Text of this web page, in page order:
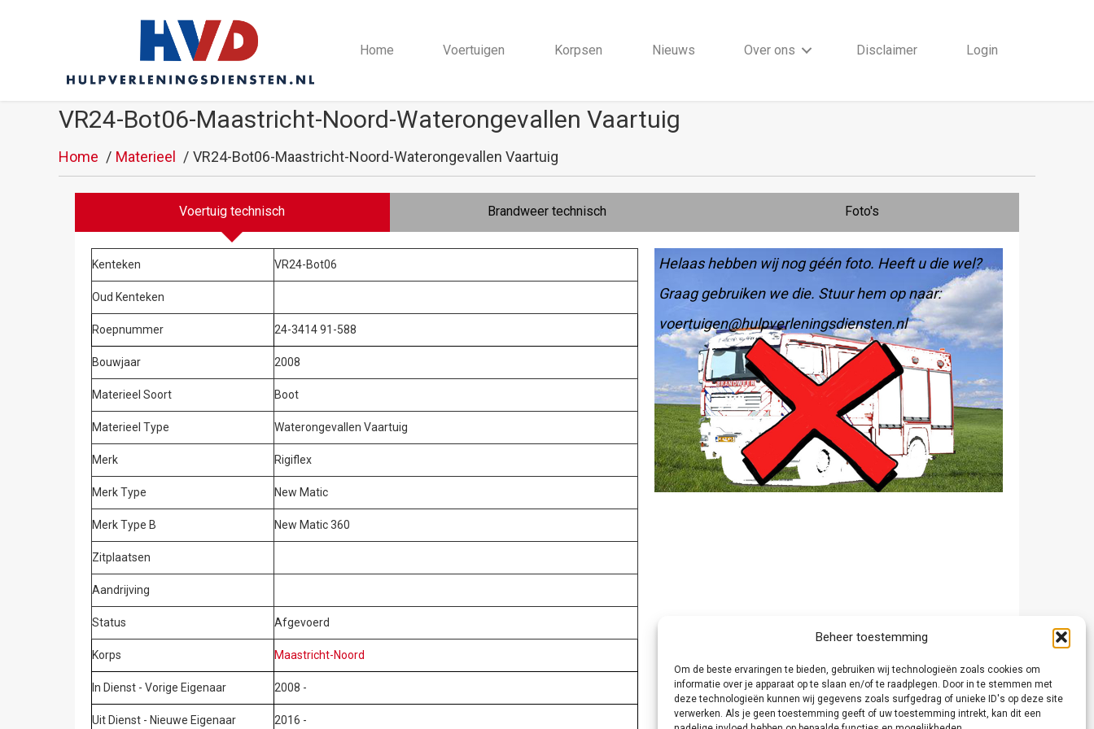
Beheer toestemming
Om de beste ervaringen te bieden, gebruiken wij technologieën zoals cookies om
informatie over je apparaat op te slaan en/of te raadplegen. Door in te stemmen met
deze technologieën kunnen wij gegevens zoals surfgedrag of unieke ID's op deze site
verwerken. Als je geen toestemming geeft of uw toestemming intrekt, kan dit een
Home Voertuigen Korpsen Nieuws Over ons Disclaimer Login
VR24-Bot06-Maastricht-Noord-Waterongevallen Vaartuig
Home Materieel VR24-Bot06-Maastricht-Noord-Waterongevallen Vaartuig
Voertuig technisch Brandweer technisch Foto's
Kenteken VR24-Bot06
Oud Kenteken
Roepnummer 24-3414 91-588
Bouwjaar 2008
Materieel Soort Boot
Materieel Type Waterongevallen Vaartuig
Merk Rigiflex
Merk Type New Matic
Merk Type B New Matic 360
Zitplaatsen
Aandrijving
Status Afgevoerd
Korps Maastricht-Noord
In Dienst - Vorige Eigenaar 2008 -
Uit Dienst - Nieuwe Eigenaar 2016 -
Helaas hebben wij nog géén foto. Heeft u die wel?
Graag gebruiken we die. Stuur hem op naar:
voertuigen@hulpverleningsdiensten.nl